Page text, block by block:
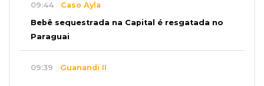
09:44 Caso Ayla
Bebê sequestrada na Capital é resgatada no
Paraguai
09:39 Guanandi II